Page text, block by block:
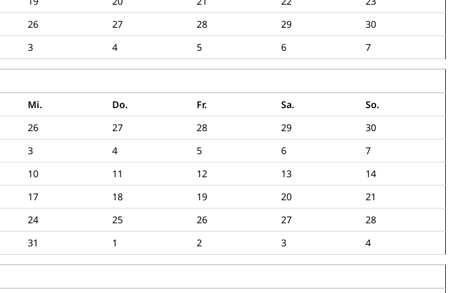
26 27 28 29
30
3 4 5 6 7
Mi. Do. Fr. Sa.
So.
26 27 28 29
30
3 4 5 6
7
10 11 12 13
14
17 18 19 20
21
24 25 26 27
28
31 1 2 3 4
Kanton Luzern (ARE) Raum und Wirtschaft rawi